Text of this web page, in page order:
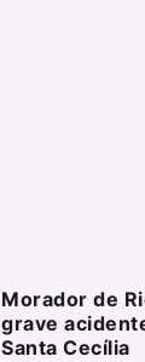
Morador de
grave
Santa Cecília